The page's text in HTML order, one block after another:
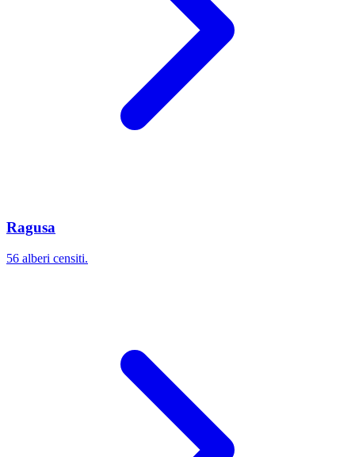
Ragusa
56 alberi censiti.